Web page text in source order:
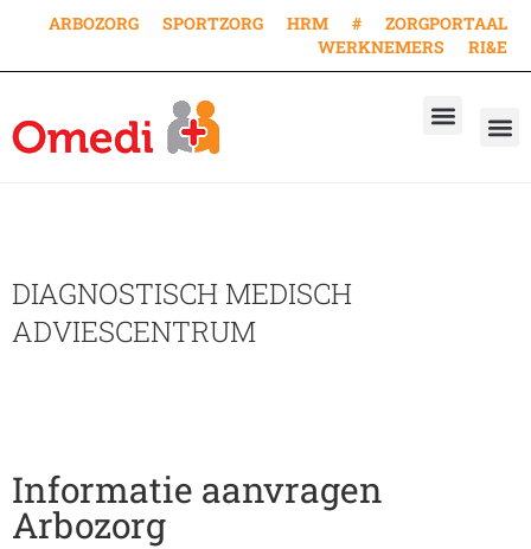
ARBOZORG SPORTZORG HRM #
ZORGPORTAAL
WERKNEMERS
RI&E
DIAGNOSTISCH MEDISCH
ADVIESCENTRUM
Informatie aanvragen
Arbozorg